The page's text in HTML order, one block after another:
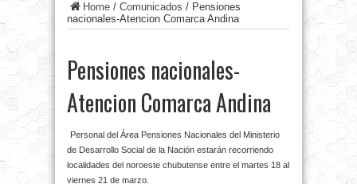
Home / Comunicados / Pensiones
nacionales-Atencion Comarca Andina
Pensiones nacionales-
Atencion Comarca Andina
Personal del Área Pensiones Nacionales del Ministerio
de Desarrollo Social de la Nación estarán recorriendo
localidades del noroeste chubutense entre el martes 18 al
viernes 21 de marzo.